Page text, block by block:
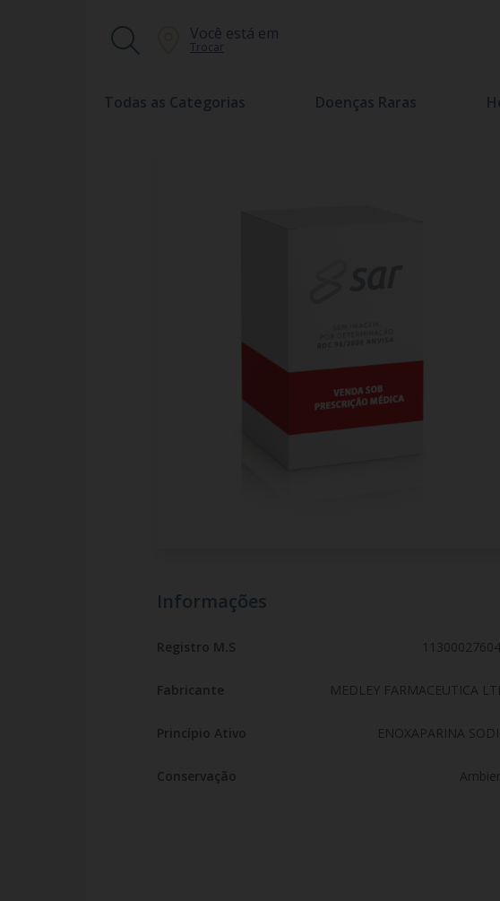
Você está em
Trocar
Todas as Categorias Doenças Raras
Informações
Registro M.S
Fabricante MEDLEY FARMACEUTICA
Princípio Ativo ENOXAPARINA
Conservação